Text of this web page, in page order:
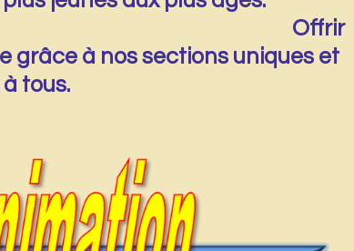
? Offrir
grâce à nos sections uniques et
tous.